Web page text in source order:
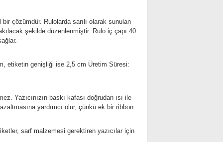
çözümdür. Rulolarda sarılı olarak sunulan
şekilde düzenlenmiştir. Rulo iç çapı 40
etiketin genişliği ise 2,5 cm Üretim Süresi:
Yazıcınızın baskı kafası doğrudan ısı ile
yardımcı olur, çünkü ek bir ribbon
sarf malzemesi gerektiren yazıcılar için